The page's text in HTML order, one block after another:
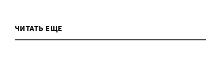
ЧИТАТЬ ЕЩЕ